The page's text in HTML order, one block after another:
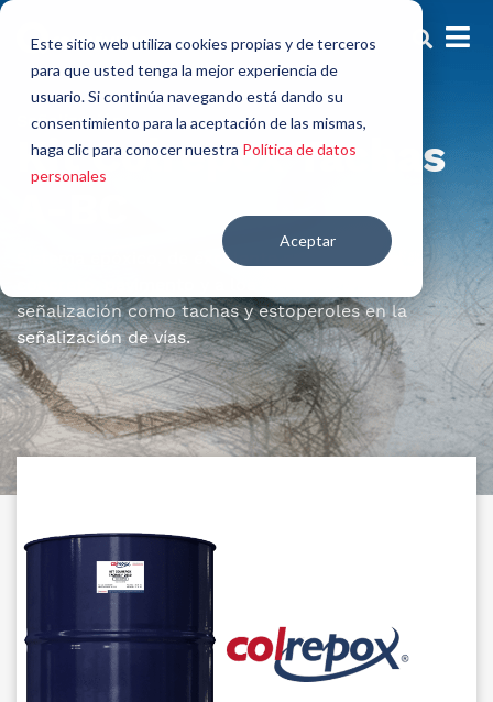
Este sitio web utiliza cookies propias y de terceros
para que usted tenga la mejor experiencia de
usuario. Si continúa navegando está dando su
consentimiento para la aceptación de las mismas,
haga clic para conocer nuestra Política de datos
personales
Aceptar
Señalización
Kit Colrepox Tachas
Sistema epóxico, de excelente adhesividad al
señalización como tachas y estoperoles en la
señalización de vías.